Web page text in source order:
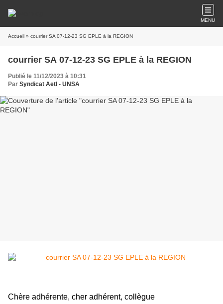
MENU
Accueil » courrier SA 07-12-23 SG EPLE à la REGION
courrier SA 07-12-23 SG EPLE à la REGION
Publié le 11/12/2023 à 10:31
Par Syndicat AetI - UNSA
Chère adhérente, cher adhérent, collègue